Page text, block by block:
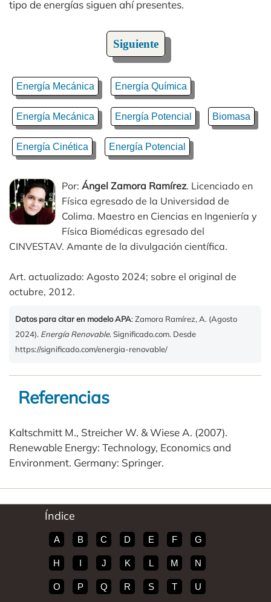
tipo de energías siguen ahí presentes.
Siguiente
Energía Mecánica Energía Química
Energía Mecánica Energía Potencial Biomasa
Energía Cinética Energía Potencial
Por: Ángel Zamora Ramírez. Licenciado en
Física egresado de la Universidad de
Colima. Maestro en Ciencias en Ingeniería y
Física Biomédicas egresado del
CINVESTAV. Amante de la divulgación científica.
Art. actualizado: Agosto 2024; sobre el original de
octubre, 2012.
Datos para citar en modelo APA: Zamora Ramírez, A. (Agosto
2024). Energía Renovable. Significado.com. Desde
https://significado.com/energia-renovable/
Referencias
Kaltschmitt M., Streicher W. & Wiese A. (2007).
Renewable Energy: Technology, Economics and
Environment. Germany: Springer.
Índice
A B C D E F G
H I J K L M N
O P Q R S T U